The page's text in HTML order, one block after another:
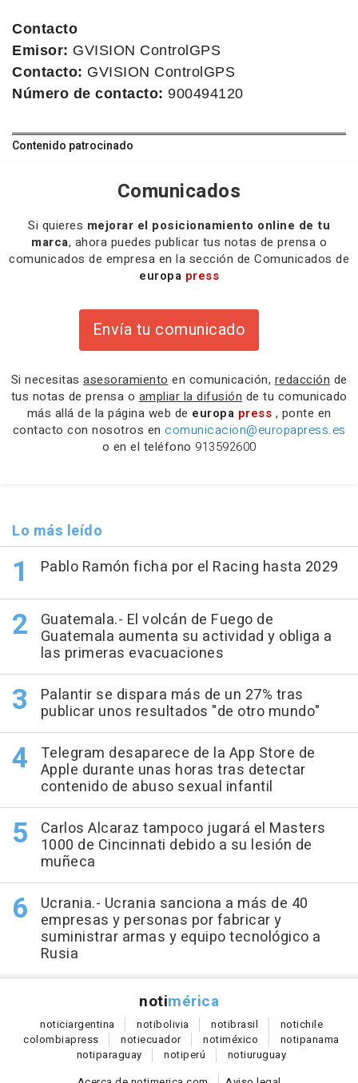
Contacto
Emisor: GVISION ControlGPS
Contacto: GVISION ControlGPS
Número de contacto: 900494120
Contenido patrocinado
Comunicados
Si quieres mejorar el posicionamiento online de tu
marca, ahora puedes publicar tus notas de prensa o
comunicados de empresa en la sección de Comunicados de
europa press
Envía tu comunicado
Si necesitas asesoramiento en comunicación, redacción de
tus notas de prensa o ampliar la difusión de tu comunicado
más allá de la página web de europa press , ponte en
contacto con nosotros en comunicacion@europapress.es
o en el teléfono 913592600
Lo más leído
Pablo Ramón ficha por el Racing hasta 2029
Guatemala.- El volcán de Fuego de
Guatemala aumenta su actividad y obliga a
las primeras evacuaciones
Palantir se dispara más de un 27% tras
publicar unos resultados "de otro mundo"
Telegram desaparece de la App Store de
Apple durante unas horas tras detectar
contenido de abuso sexual infantil
Carlos Alcaraz tampoco jugará el Masters
1000 de Cincinnati debido a su lesión de
muñeca
Ucrania.- Ucrania sanciona a más de 40
empresas y personas por fabricar y
suministrar armas y equipo tecnológico a
Rusia
notimérica
noticiargentina notibolivia notibrasil notichile
colombiapress notiecuador notiméxico notipanama
notiparaguay notiperú notiuruguay